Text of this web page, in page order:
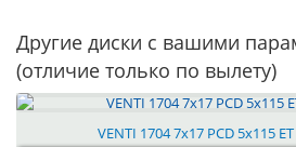
Другие диски с вашими
(отличие только по вылету)
VENTI 1704 7x17 PCD 5x115